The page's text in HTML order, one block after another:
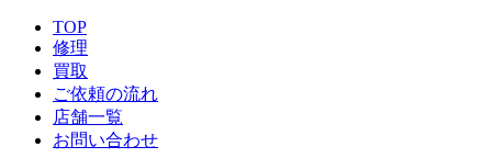
TOP
修理
買取
ご依頼の流れ
店舗一覧
お問い合わせ